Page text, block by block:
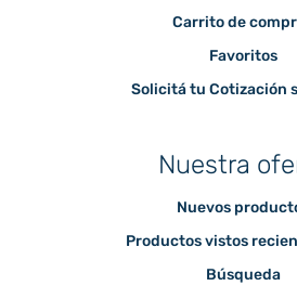
Carrito de
Favoritos
Solicitá tu Cotización
Nuestra
Nuevos
Productos vistos
Búsqueda